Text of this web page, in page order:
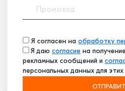
Я согласен на обработку
Я даю согласие на
рекламных сообщений и
персональных данных для этих